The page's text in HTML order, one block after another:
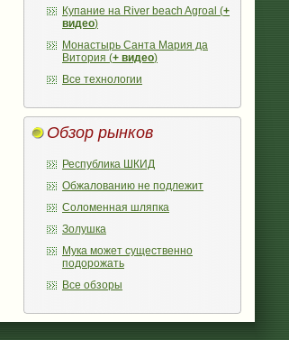
Купание на River beach Agroal (+
видео)
Монастырь Санта Мария да
Витория (+ видео)
Все технологии
Обзор рынков
Республика ШКИД
Обжалованию не подлежит
Соломенная шляпка
Золушка
Мука может существенно
подорожать
Все обзоры